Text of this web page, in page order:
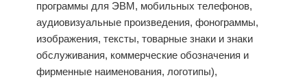
программы для ЭВМ, мобильных телефонов,
аудиовизуальные произведения, фонограммы,
изображения, тексты, товарные знаки и знаки
обслуживания, коммерческие обозначения и
фирменные наименования, логотипы),